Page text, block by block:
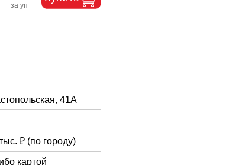
41А
₽ (по городу)
картой